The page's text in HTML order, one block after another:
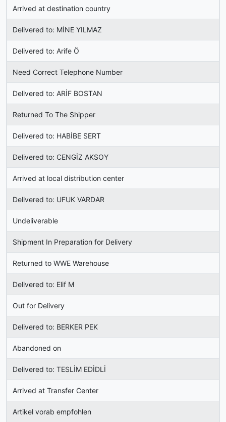
Arrived at destination country
Delivered to: MİNE YILMAZ
Delivered to: Arife Ö
Need Correct Telephone Number
Delivered to: ARİF BOSTAN
Returned To The Shipper
Delivered to: HABİBE SERT
Delivered to: CENGİZ AKSOY
Arrived at local distribution center
Delivered to: UFUK VARDAR
Undeliverable
Shipment In Preparation for Delivery
Returned to WWE Warehouse
Delivered to: Elif M
Out for Delivery
Delivered to: BERKER PEK
Abandoned on
Delivered to: TESLİM EDİDLİ
Arrived at Transfer Center
Artikel vorab empfohlen